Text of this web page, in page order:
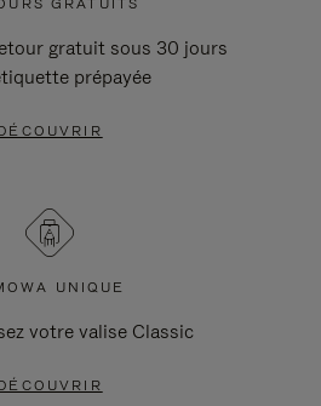
gratuit sous 30 jours
prépayée
UNIQUE
votre valise Classic